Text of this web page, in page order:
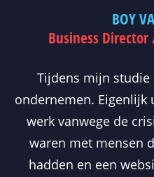
BOY
Business
Tijdens mijn studie
ondernemen. Eigenlijk
werk vanwege de
waren met mensen
hadden en een